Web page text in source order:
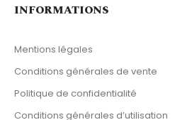
INFORMATIONS
Mentions légales
Conditions générales de vente
Politique de confidentialité
Conditions générales d’utilisation